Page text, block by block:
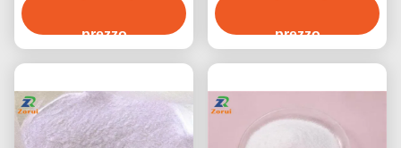
degli addensatori
prezzo prezzo